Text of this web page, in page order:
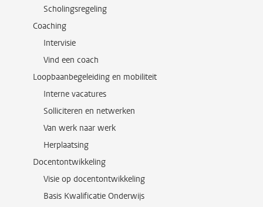
Scholingsregeling
Coaching
Intervisie
Vind een coach
Loopbaanbegeleiding en mobiliteit
Interne vacatures
Solliciteren en netwerken
Van werk naar werk
Herplaatsing
Docentontwikkeling
Visie op docentontwikkeling
Basis Kwalificatie Onderwijs